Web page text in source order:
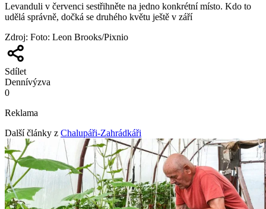
Levanduli v červenci sestřihněte na jedno konkrétní místo. Kdo to
udělá správně, dočká se druhého květu ještě v září
Zdroj: Foto: Leon Brooks/Pixnio
Sdílet
Dennívýzva
0
Reklama
Další články z Chalupáři-Zahrádkáři